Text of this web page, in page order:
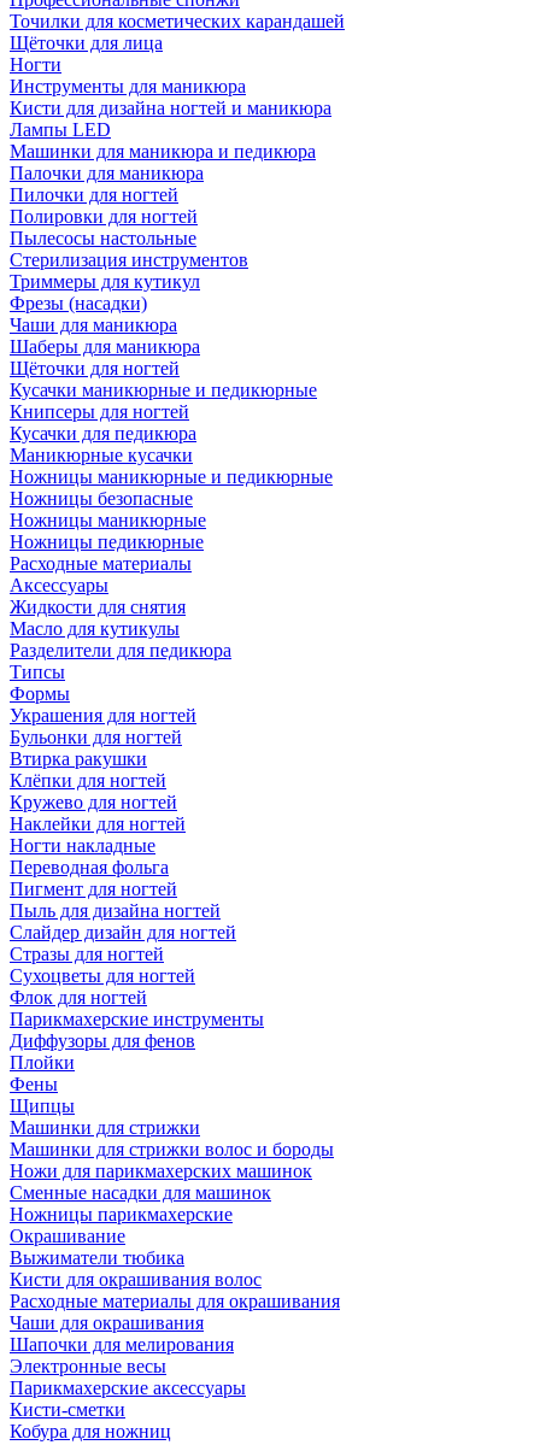
Точилки для косметических карандашей
Щёточки для лица
Ногти
Инструменты для маникюра
Кисти для дизайна ногтей и маникюра
Лампы LED
Машинки для маникюра и педикюра
Палочки для маникюра
Пилочки для ногтей
Полировки для ногтей
Пылесосы настольные
Стерилизация инструментов
Триммеры для кутикул
Фрезы (насадки)
Чаши для маникюра
Шаберы для маникюра
Щёточки для ногтей
Кусачки маникюрные и педикюрные
Книпсеры для ногтей
Кусачки для педикюра
Маникюрные кусачки
Ножницы маникюрные и педикюрные
Ножницы безопасные
Ножницы маникюрные
Ножницы педикюрные
Расходные материалы
Аксессуары
Жидкости для снятия
Масло для кутикулы
Разделители для педикюра
Типсы
Формы
Украшения для ногтей
Бульонки для ногтей
Втирка ракушки
Клёпки для ногтей
Кружево для ногтей
Наклейки для ногтей
Ногти накладные
Переводная фольга
Пигмент для ногтей
Пыль для дизайна ногтей
Слайдер дизайн для ногтей
Стразы для ногтей
Сухоцветы для ногтей
Флок для ногтей
Парикмахерские инструменты
Диффузоры для фенов
Плойки
Фены
Щипцы
Машинки для стрижки
Машинки для стрижки волос и бороды
Ножи для парикмахерских машинок
Сменные насадки для машинок
Ножницы парикмахерские
Окрашивание
Выжиматели тюбика
Кисти для окрашивания волос
Расходные материалы для окрашивания
Чаши для окрашивания
Шапочки для мелирования
Электронные весы
Парикмахерские аксессуары
Кисти-сметки
Кобура для ножниц